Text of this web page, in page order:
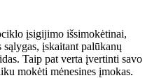
įsigijimo išsimokėtinai,
įskaitant palūkanų
Taip pat verta įvertinti savo
mokėti mėnesines įmokas.